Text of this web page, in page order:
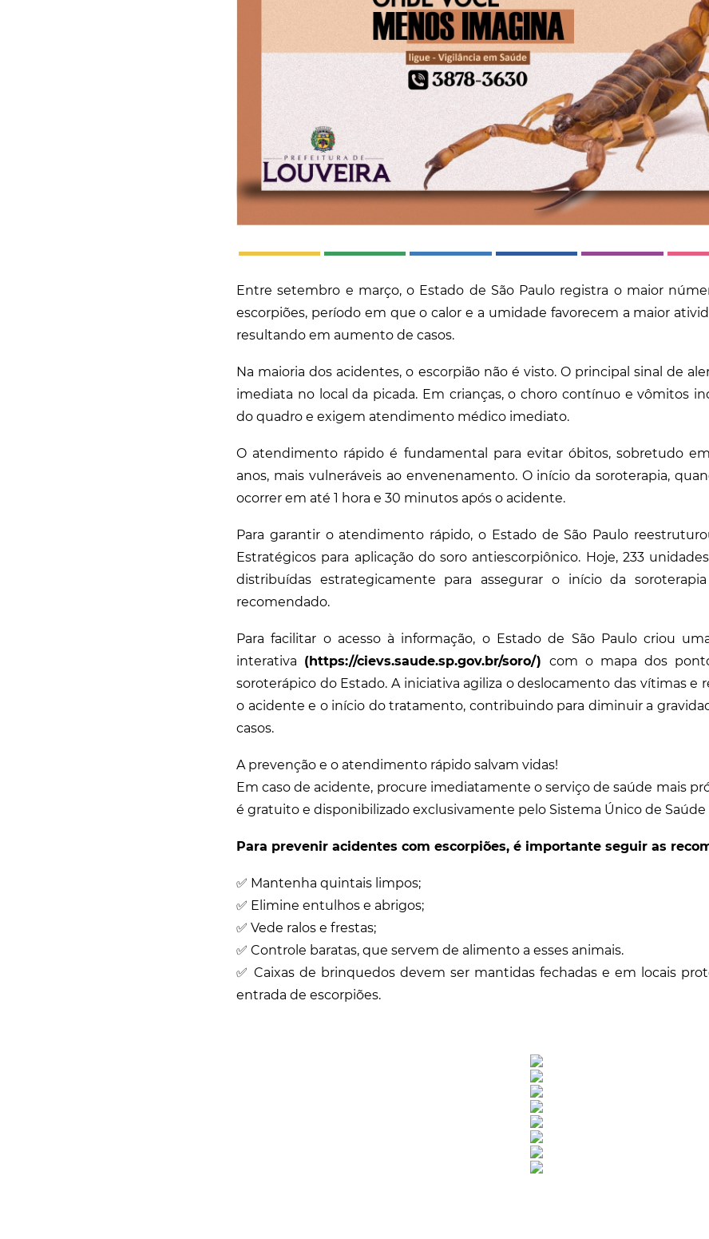
Entre setembro e março, o Estado de São Paulo registra o maior
escorpiões, período em que o calor e a umidade favorecem a maior
resultando em aumento de casos.
Na maioria dos acidentes, o escorpião não é visto. O principal sinal de
imediata no local da picada. Em crianças, o choro contínuo e vômitos
do quadro e exigem atendimento médico imediato.
O atendimento rápido é fundamental para evitar óbitos, sobretudo
anos, mais vulneráveis ao envenenamento. O início da soroterapia,
ocorrer em até 1 hora e 30 minutos após o acidente.
Para garantir o atendimento rápido, o Estado de São Paulo
Estratégicos para aplicação do soro antiescorpiônico. Hoje, 233
distribuídas estrategicamente para assegurar o início da
recomendado.
Para facilitar o acesso à informação, o Estado de São Paulo criou
interativa (https://cievs.saude.sp.gov.br/soro/) com o mapa dos
soroterápico do Estado. A iniciativa agiliza o deslocamento das vítimas e
o acidente e o início do tratamento, contribuindo para diminuir a
casos.
A prevenção e o atendimento rápido salvam vidas!
Em caso de acidente, procure imediatamente o serviço de saúde mais
é gratuito e disponibilizado exclusivamente pelo Sistema Único de Saúde
Para prevenir acidentes com escorpiões, é importante seguir as
✅ Mantenha quintais limpos;
✅ Elimine entulhos e abrigos;
✅ Vede ralos e frestas;
✅ Controle baratas, que servem de alimento a esses animais.
✅ Caixas de brinquedos devem ser mantidas fechadas e em locais
entrada de escorpiões.